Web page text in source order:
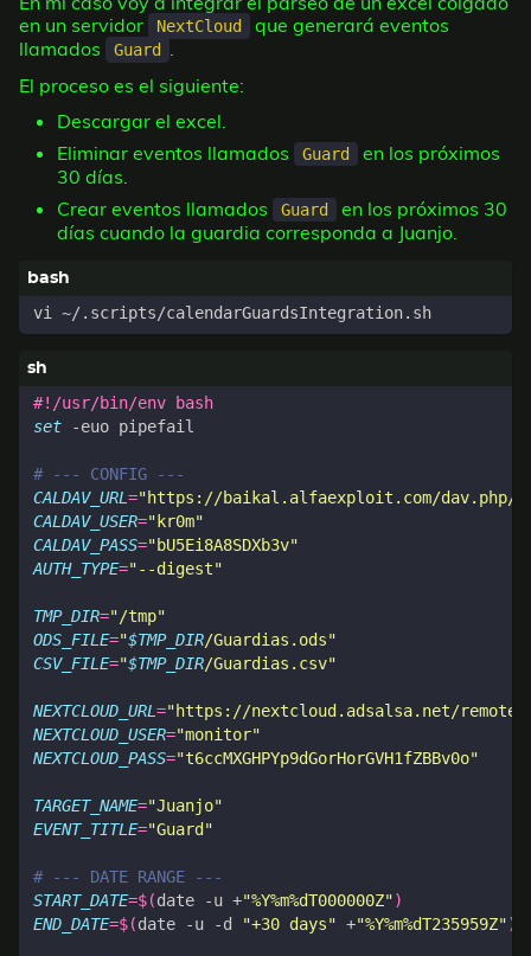
Cambiamos los tiempos de sincronización de la cuenta
y deshabilitamos la VPN :
Dejamos tanto el Default calendar como el Default
Address Book habilitados:
Como gestor de eventos vamos a utilizar
GooglePlay , le damos permisos:
Cuando creemos un evento debemos asegurarnos de
que lo estamos haciendo en el calendario correcto: